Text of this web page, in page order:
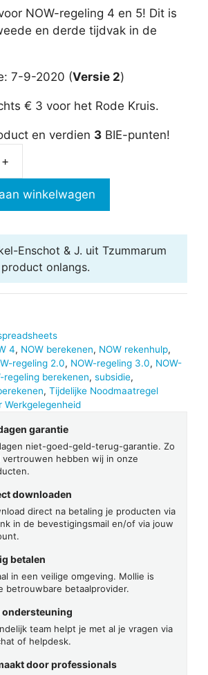
NOW-regeling 4 en 5! Dit is
en derde tijdvak in de
7-9-2020 (Versie 2)
€ 3 voor het Rode Kruis.
en verdien 3 BIE-punten!
3.0,
en
5.0
berekening
+
winkelwagen
Enschot & J. uit Tzummarum
onlangs.
4, NOW berekenen, NOW rekenhulp,
regeling 2.0, NOW-regeling 3.0, NOW-
regeling berekenen, subsidie,
, Tijdelijke Noodmaatregel
Werkgelegenheid
garantie
niet-goed-geld-terug-garantie. Zo
vertrouwen hebben wij in onze
downloaden
direct na betaling je producten via
in de bevestigingsmail en/of via jouw
betalen
in een veilige omgeving. Mollie is
betrouwbare betaalprovider.
ondersteuning
team helpt je met al je vragen via
of helpdesk.
door professionals